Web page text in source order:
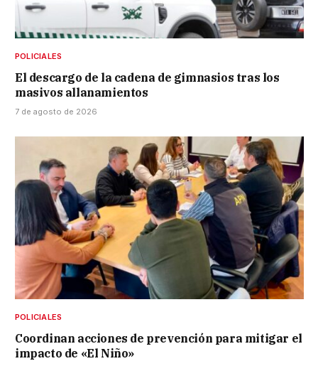
POLICIALES
El descargo de la cadena de gimnasios tras los
masivos allanamientos
7 de agosto de 2026
POLICIALES
Coordinan acciones de prevención para mitigar el
impacto de «El Niño»